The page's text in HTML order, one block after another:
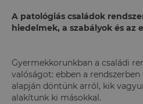
A patológiás családok
hiedelmek, a szabályok és az
Gyermekkorunkban a családi
valóságot: ebben a
alapján döntünk arról, kik
alakítunk ki másokkal.